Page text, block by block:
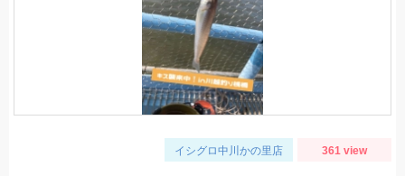
イシグロ中川かの里店 361 view